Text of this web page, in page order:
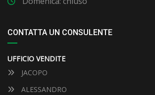
CONTATTA UN CONSULENTE
UFFICIO VENDITE
JACOPO
ALESSANDRO